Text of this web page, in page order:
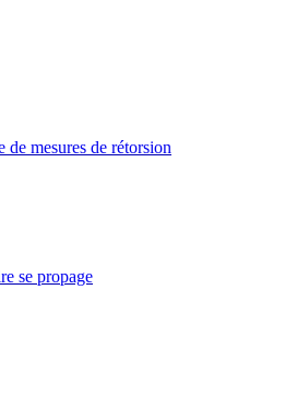
mesures de rétorsion
se propage